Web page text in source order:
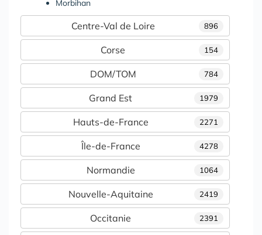
Morbihan
896
Centre-Val de Loire
154
Corse
784
DOM/TOM
1979
Grand Est
2271
Hauts-de-France
4278
Île-de-France
1064
Normandie
2419
Nouvelle-Aquitaine
2391
Occitanie